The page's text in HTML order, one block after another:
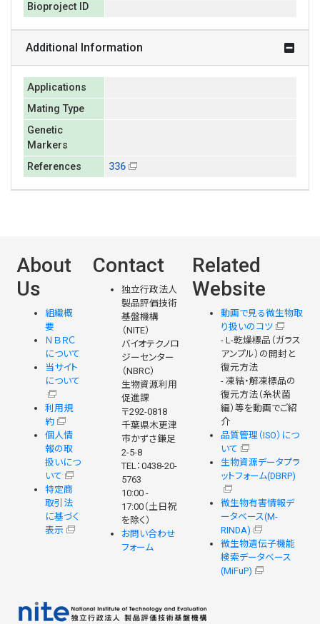
Bioproject ID
Additional Information
Applications
Mating Type
Genetic
Markers
References
336
About
Us
組織概
要
ＮＢＲＣ
について
当サイト
について
利用規
約
個人情
報の取
扱いにつ
いて
特定商
取引法
に基づく
表示
Contact
独立行政法人
製品評価技術
基盤機構
（NITE）
バイオテクノロ
ジーセンター
（NBRC）
生物資源利用
促進課
〒292-0818
千葉県木更津
市かずさ鎌足
2-5-8
TEL：0438-20-
5763
10:00 -
17:00（土日祝
を除く）
お問い合わせ
フォーム
Related
Website
動画で見る微生物取
り扱いのコツ
- L-乾燥標品（ガラス
アンプル）の開封と
復元方法
- 凍結・解凍標品の
復元方法（糸状菌
編）等を動画でご紹
介
品質管理（ISO）につ
いて
生物資源データプラ
ットフォーム(DBRP)
微生物有害情報デ
ータベース(M-
RINDA)
微生物遺伝子機能
検索データベース
(MiFuP)